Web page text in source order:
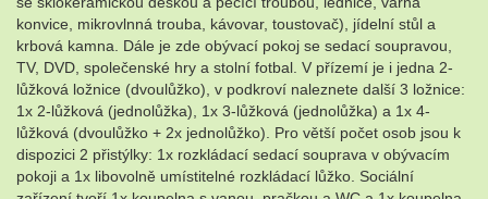
konvice, mikrovlnná trouba, kávovar, toustovač), jídelní stůl a
krbová kamna. Dále je zde obývací pokoj se sedací soupravou,
TV, DVD, společenské hry a stolní fotbal. V přízemí je i jedna 2-
lůžková ložnice (dvoulůžko), v podkroví naleznete další 3 ložnice:
1x 2-lůžková (jednolůžka), 1x 3-lůžková (jednolůžka) a 1x 4-
lůžková (dvoulůžko + 2x jednolůžko). Pro větší počet osob jsou k
dispozici 2 přistýlky: 1x rozkládací sedací souprava v obývacím
pokoji a 1x libovolně umístitelné rozkládací lůžko. Sociální